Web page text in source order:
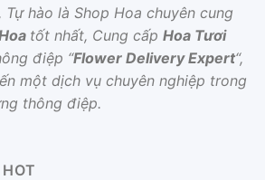
Tự hào là Shop Hoa chuyên cung
tốt nhất, Cung cấp Hoa Tươi
điệp “Flower Delivery Expert“,
một dịch vụ chuyên nghiệp trong
thông điệp.